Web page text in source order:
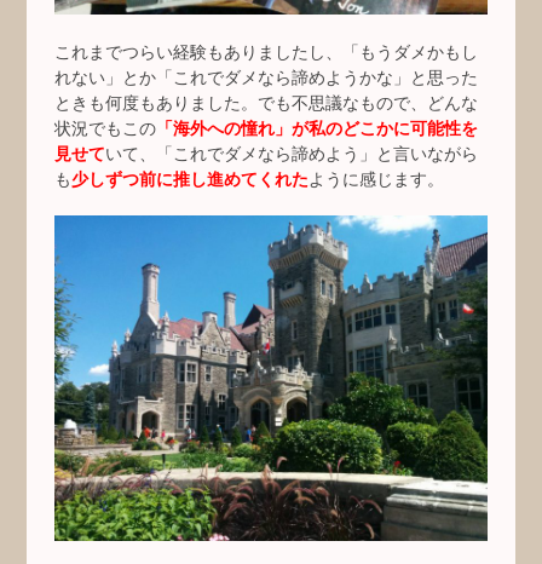
これまでつらい経験もありましたし、「もうダメかもし
れない」とか「これでダメなら諦めようかな」と思った
ときも何度もありました。でも不思議なもので、どんな
状況でもこの「海外への憧れ」が私のどこかに可能性を
見せていて、「これでダメなら諦めよう」と言いながら
も少しずつ前に推し進めてくれたように感じます。